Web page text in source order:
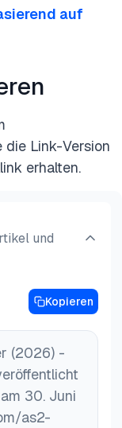
und
rechtlich
in der
wie
auf
die Link-Version
erhalten.
und
Kopieren
(2026) -
30. Juni
as2-